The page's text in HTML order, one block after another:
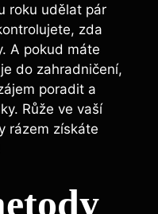
roku udělat pár
zda
A pokud máte
do zahradničení,
poradit a
Růže ve vaší
rázem získáte